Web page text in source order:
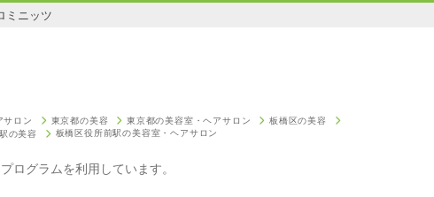
ミニッツ
サロン 東京都の美容 東京都の美容室・ヘアサロン
板橋区の美容
の美容 板橋区役所前駅の美容室・ヘアサロン
ログラムを利用しています。